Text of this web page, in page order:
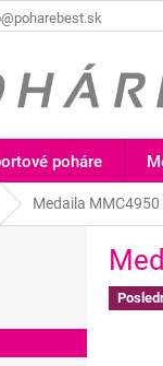
poháre
Medaila MMC4950